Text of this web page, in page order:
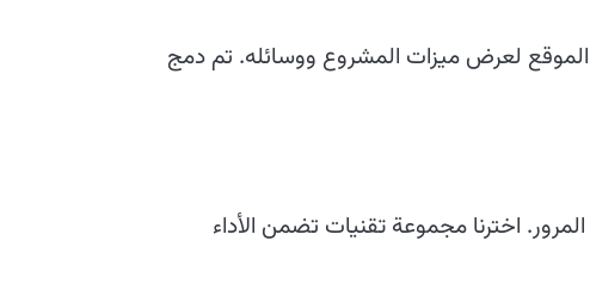
لعرض ميزات المشروع ووسائله. تم دمج
اخترنا مجموعة تقنيات تضمن الأداء